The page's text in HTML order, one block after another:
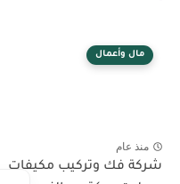
مال وأعمال
منذ عام
شركة فك وتركيب مكيفات